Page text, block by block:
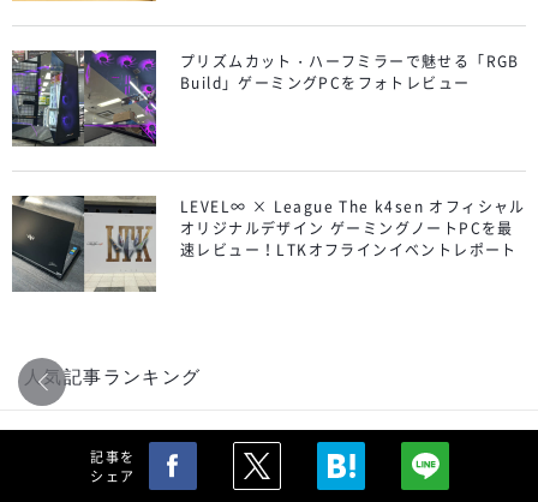
プリズムカット・ハーフミラーで魅せる「RGB
Build」ゲーミングPCをフォトレビュー
LEVEL∞ × League The k4sen オフィシャル
オリジナルデザイン ゲーミングノートPCを最
速レビュー！LTKオフラインイベントレポート
人気記事ランキング
Excel ドロップダウンリスト（プルダウ
ン）を作成する方法
記事を
シェア